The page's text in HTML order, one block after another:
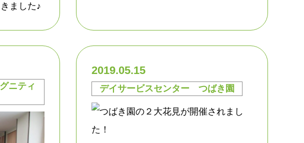
ました♪
ニティ
2019.05.15
デイサービスセンター つばき園